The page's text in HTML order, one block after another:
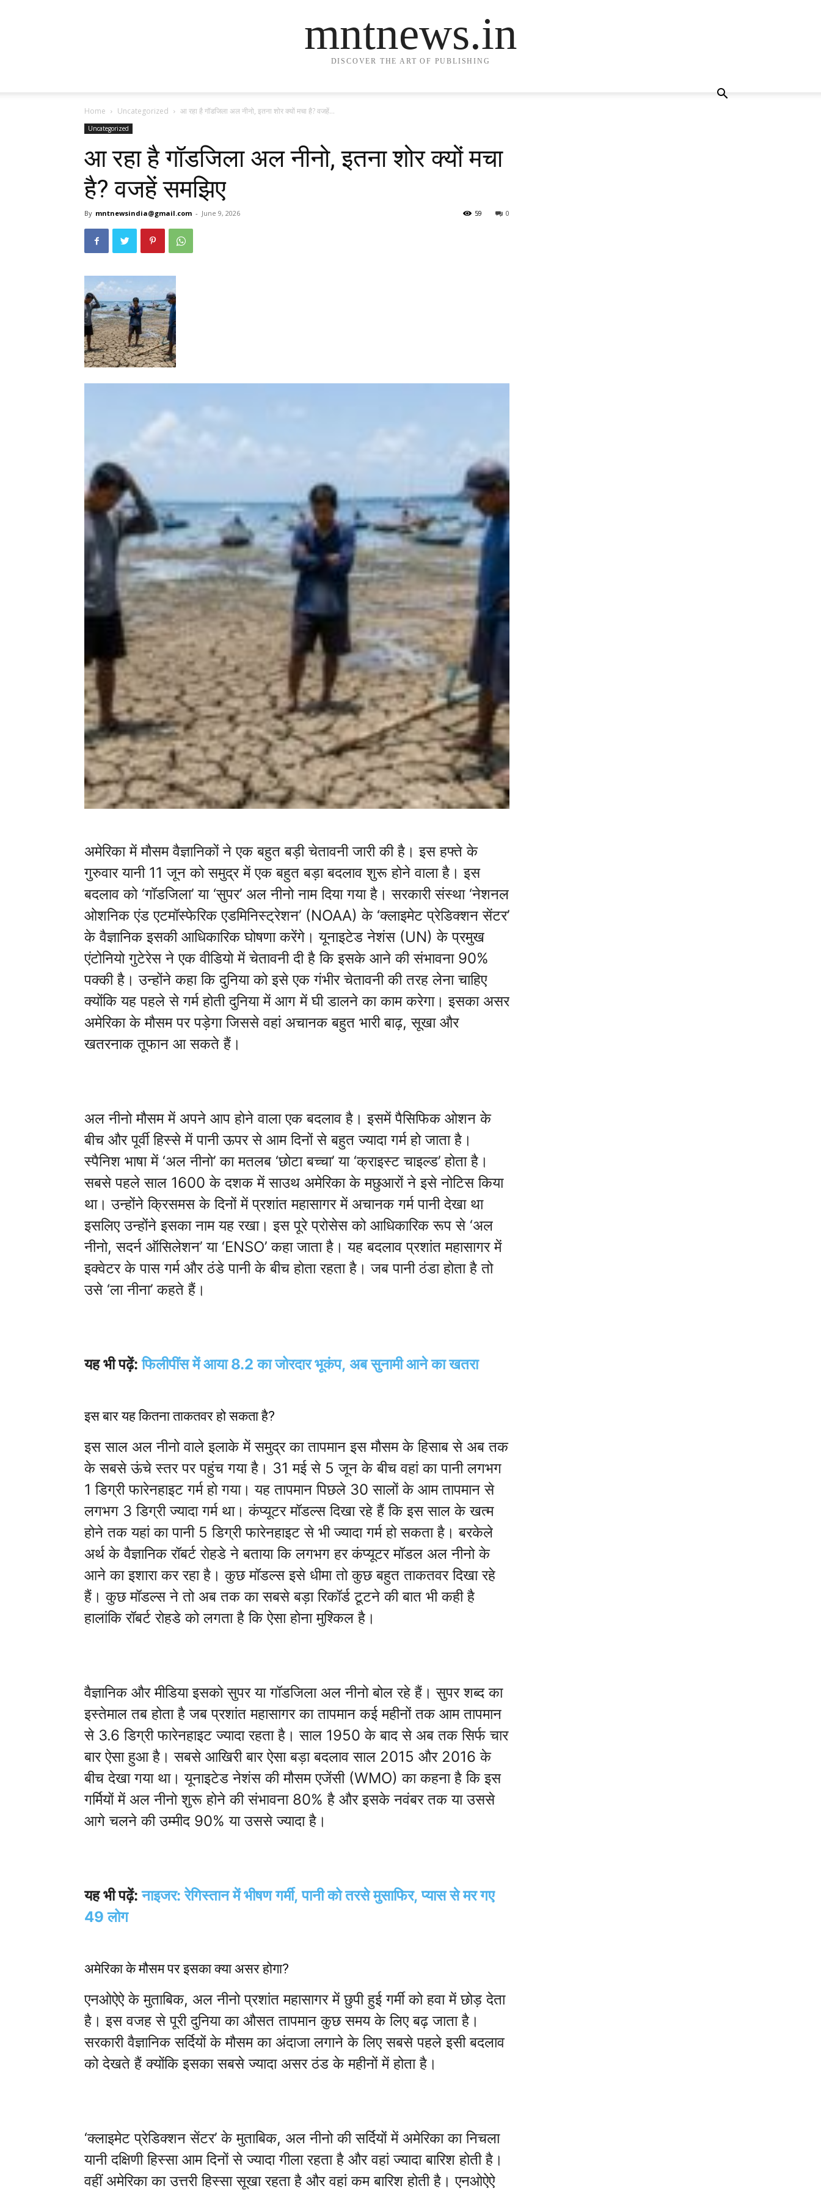
mntnews.in
DISCOVER THE ART OF PUBLISHING
Home Uncategorized आ रहा है गॉडजिला अल नीनो, इतना शोर क्यों मचा है? वजहें...
Uncategorized
आ रहा है गॉडजिला अल नीनो, इतना शोर क्यों मचा
है? वजहें समझिए
By mntnewsindia@gmail.com - June 9, 2026 0
59
अमेरिका में मौसम वैज्ञानिकों ने एक बहुत बड़ी चेतावनी जारी की है। इस हफ्ते के
गुरुवार यानी 11 जून को समुद्र में एक बहुत बड़ा बदलाव शुरू होने वाला है। इस
बदलाव को ‘गॉडजिला’ या ‘सुपर’ अल नीनो नाम दिया गया है। सरकारी संस्था ‘नेशनल
ओशनिक एंड एटमॉस्फेरिक एडमिनिस्ट्रेशन’ (NOAA) के ‘क्लाइमेट प्रेडिक्शन सेंटर’
के वैज्ञानिक इसकी आधिकारिक घोषणा करेंगे। यूनाइटेड नेशंस (UN) के प्रमुख
एंटोनियो गुटेरेस ने एक वीडियो में चेतावनी दी है कि इसके आने की संभावना 90%
पक्की है। उन्होंने कहा कि दुनिया को इसे एक गंभीर चेतावनी की तरह लेना चाहिए
क्योंकि यह पहले से गर्म होती दुनिया में आग में घी डालने का काम करेगा। इसका असर
अमेरिका के मौसम पर पड़ेगा जिससे वहां अचानक बहुत भारी बाढ़, सूखा और
खतरनाक तूफान आ सकते हैं।
अल नीनो मौसम में अपने आप होने वाला एक बदलाव है। इसमें पैसिफिक ओशन के
बीच और पूर्वी हिस्से में पानी ऊपर से आम दिनों से बहुत ज्यादा गर्म हो जाता है।
स्पैनिश भाषा में ‘अल नीनो’ का मतलब ‘छोटा बच्चा’ या ‘क्राइस्ट चाइल्ड’ होता है।
सबसे पहले साल 1600 के दशक में साउथ अमेरिका के मछुआरों ने इसे नोटिस किया
था। उन्होंने क्रिसमस के दिनों में प्रशांत महासागर में अचानक गर्म पानी देखा था
इसलिए उन्होंने इसका नाम यह रखा। इस पूरे प्रोसेस को आधिकारिक रूप से ‘अल
नीनो, सदर्न ऑसिलेशन’ या ‘ENSO’ कहा जाता है। यह बदलाव प्रशांत महासागर में
इक्वेटर के पास गर्म और ठंडे पानी के बीच होता रहता है। जब पानी ठंडा होता है तो
उसे ‘ला नीना’ कहते हैं।
यह भी पढ़ें:फिलीपींस में आया 8.2 का जोरदार भूकंप, अब सुनामी आने का खतरा
इस बार यह कितना ताकतवर हो सकता है?
इस साल अल नीनो वाले इलाके में समुद्र का तापमान इस मौसम के हिसाब से अब तक
के सबसे ऊंचे स्तर पर पहुंच गया है। 31 मई से 5 जून के बीच वहां का पानी लगभग
1 डिग्री फारेनहाइट गर्म हो गया। यह तापमान पिछले 30 सालों के आम तापमान से
लगभग 3 डिग्री ज्यादा गर्म था। कंप्यूटर मॉडल्स दिखा रहे हैं कि इस साल के खत्म
होने तक यहां का पानी 5 डिग्री फारेनहाइट से भी ज्यादा गर्म हो सकता है। बरकेले
अर्थ के वैज्ञानिक रॉबर्ट रोहडे ने बताया कि लगभग हर कंप्यूटर मॉडल अल नीनो के
आने का इशारा कर रहा है। कुछ मॉडल्स इसे धीमा तो कुछ बहुत ताकतवर दिखा रहे
हैं। कुछ मॉडल्स ने तो अब तक का सबसे बड़ा रिकॉर्ड टूटने की बात भी कही है
हालांकि रॉबर्ट रोहडे को लगता है कि ऐसा होना मुश्किल है।
वैज्ञानिक और मीडिया इसको सुपर या गॉडजिला अल नीनो बोल रहे हैं। सुपर शब्द का
इस्तेमाल तब होता है जब प्रशांत महासागर का तापमान कई महीनों तक आम तापमान
से 3.6 डिग्री फारेनहाइट ज्यादा रहता है। साल 1950 के बाद से अब तक सिर्फ चार
बार ऐसा हुआ है। सबसे आखिरी बार ऐसा बड़ा बदलाव साल 2015 और 2016 के
बीच देखा गया था। यूनाइटेड नेशंस की मौसम एजेंसी (WMO) का कहना है कि इस
गर्मियों में अल नीनो शुरू होने की संभावना 80% है और इसके नवंबर तक या उससे
आगे चलने की उम्मीद 90% या उससे ज्यादा है।
यह भी पढ़ें:नाइजर: रेगिस्तान में भीषण गर्मी, पानी को तरसे मुसाफिर, प्यास से मर गए
49 लोग
अमेरिका के मौसम पर इसका क्या असर होगा?
एनओऐऐ के मुताबिक, अल नीनो प्रशांत महासागर में छुपी हुई गर्मी को हवा में छोड़ देता
है। इस वजह से पूरी दुनिया का औसत तापमान कुछ समय के लिए बढ़ जाता है।
सरकारी वैज्ञानिक सर्दियों के मौसम का अंदाजा लगाने के लिए सबसे पहले इसी बदलाव
को देखते हैं क्योंकि इसका सबसे ज्यादा असर ठंड के महीनों में होता है।
‘क्लाइमेट प्रेडिक्शन सेंटर’ के मुताबिक, अल नीनो की सर्दियों में अमेरिका का निचला
यानी दक्षिणी हिस्सा आम दिनों से ज्यादा गीला रहता है और वहां ज्यादा बारिश होती है।
वहीं अमेरिका का उत्तरी हिस्सा सूखा रहता है और वहां कम बारिश होती है। एनओऐऐ